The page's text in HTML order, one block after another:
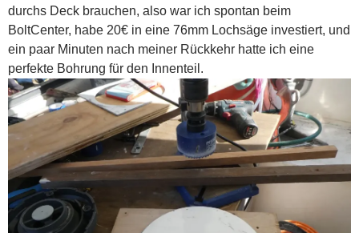
durchs Deck brauchen, also war ich spontan beim
BoltCenter, habe 20€ in eine 76mm Lochsäge investiert, und
ein paar Minuten nach meiner Rückkehr hatte ich eine
perfekte Bohrung für den Innenteil.